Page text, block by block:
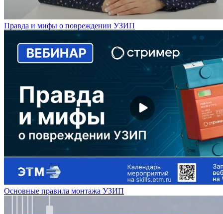
Правда и мифы о повреждении УЗИП
Основные правила монтажа УЗИП